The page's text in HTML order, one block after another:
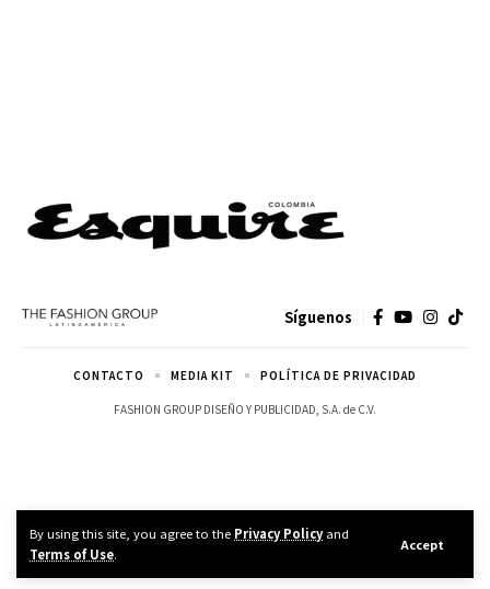
By using this site, you agree to the Privacy Policyand
Terms of Use.
Accept
Síguenos
FASHION GROUP DISEÑO Y PUBLICIDAD, S.A. de C.V.
CONTACTO MEDIA KIT POLÍTICA DE PRIVACIDAD